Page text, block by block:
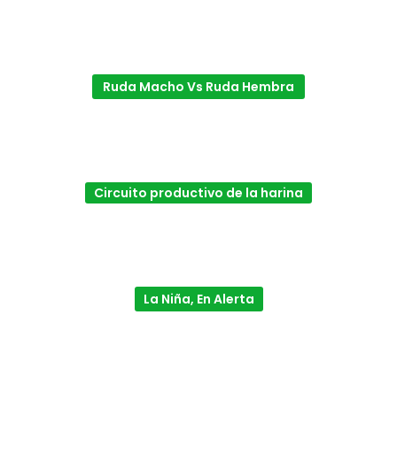
Ruda Macho Vs Ruda Hembra
Circuito productivo de la harina
La Niña, En Alerta